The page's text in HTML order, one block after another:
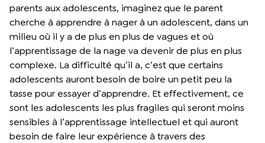
parents aux adolescents, imaginez que le parent
cherche à apprendre à nager à un adolescent, dans un
milieu où il y a de plus en plus de vagues et où
l’apprentissage de la nage va devenir de plus en plus
complexe. La difficulté qu’il a, c’est que certains
adolescents auront besoin de boire un petit peu la
tasse pour essayer d’apprendre. Et effectivement, ce
sont les adolescents les plus fragiles qui seront moins
sensibles à l’apprentissage intellectuel et qui auront
besoin de faire leur expérience à travers des